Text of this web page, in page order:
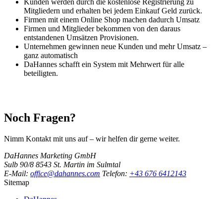
Mitgliedern und erhalten bei jedem Einkauf Geld zurück.
Firmen mit einem Online Shop machen dadurch Umsatz
Firmen und Mitglieder bekommen von den daraus
entstandenen Umsätzen Provisionen.
Unternehmen gewinnen neue Kunden und mehr Umsatz –
ganz automatisch
DaHannes schafft ein System mit Mehrwert für alle
beteiligten.
Noch Fragen?
Nimm Kontakt mit uns auf – wir helfen dir gerne weiter.
DaHannes Marketing GmbH
Sulb 90/8 8543 St. Martin im Sulmtal
E-Mail: office@dahannes.com Telefon: +43 676 6412143
Sitemap